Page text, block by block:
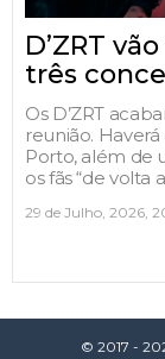
D’ZRT
três
Os D’ZRT
reunião.
Porto, além de
os fãs “de volta
29 de Julho, 2026,
© 2017 -